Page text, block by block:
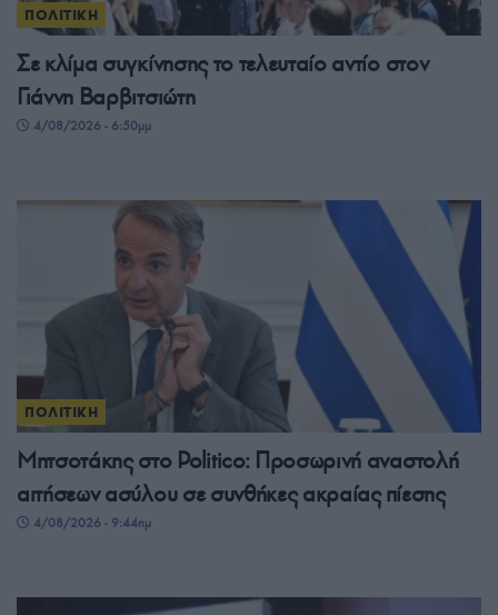
ΠΟΛΙΤΙΚΗ
Σε κλίμα συγκίνησης το τελευταίο αντίο στον
Γιάννη Βαρβιτσιώτη
4/08/2026 - 6:50μμ
ΠΟΛΙΤΙΚΗ
Μητσοτάκης στο Politico: Προσωρινή αναστολή
αιτήσεων ασύλου σε συνθήκες ακραίας πίεσης
4/08/2026 - 9:44πμ